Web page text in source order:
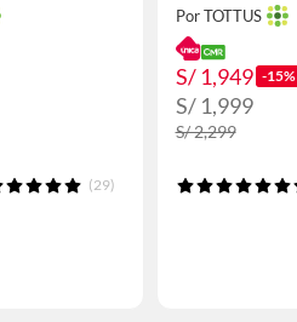
(29)
Por TOTTUS
S/ 1,949 -15%
S/ 1,999
S/ 2,299